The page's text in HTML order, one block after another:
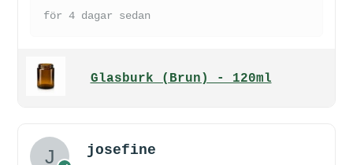
för 4 dagar sedan
Glasburk (Brun) - 120ml
josefine